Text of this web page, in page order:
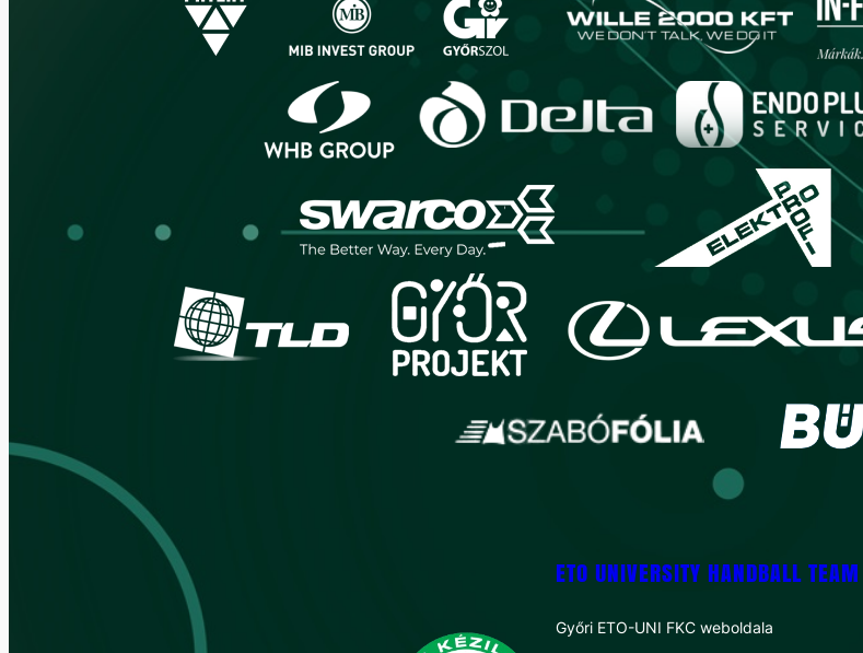
ETO UNIVERSITY HANDBALL TEAM
Győri ETO-UNI FKC weboldala